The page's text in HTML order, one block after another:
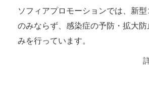
ソフィアプロモーションでは、新
のみならず、感染症の予防・拡大
みを行っています。